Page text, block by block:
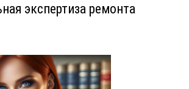
экспертиза ремонта